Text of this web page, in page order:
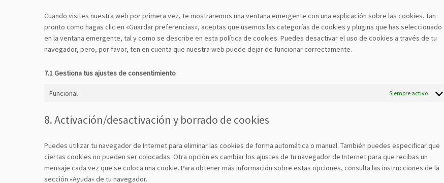
Cuando visites nuestra web por primera vez, te mostraremos una ventana emergente con una explicación sobre las cookies. Tan
pronto como hagas clic en «Guardar preferencias», aceptas que usemos las categorías de cookies y plugins que has seleccionado
en la ventana emergente, tal y como se describe en esta política de cookies. Puedes desactivar el uso de cookies a través de tu
navegador, pero, por favor, ten en cuenta que nuestra web puede dejar de funcionar correctamente.
7.1 Gestiona tus ajustes de consentimiento
Funcional Siempre activo
8. Activación/desactivación y borrado de cookies
Puedes utilizar tu navegador de Internet para eliminar las cookies de forma automática o manual. También puedes especificar que
ciertas cookies no pueden ser colocadas. Otra opción es cambiar los ajustes de tu navegador de Internet para que recibas un
mensaje cada vez que se coloca una cookie. Para obtener más información sobre estas opciones, consulta las instrucciones de la
sección «Ayuda» de tu navegador.